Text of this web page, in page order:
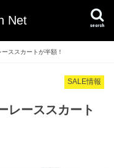
Net search
ススカートが半額！
SALE情報
レーススカート